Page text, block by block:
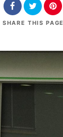
SHARE THIS PAGE